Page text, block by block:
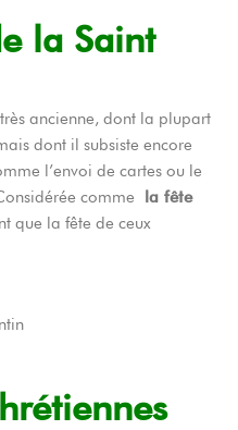
la Saint
ancienne, dont la plupart
dont il subsiste encore
l’envoi de cartes ou le
comme la fête
que la fête de ceux